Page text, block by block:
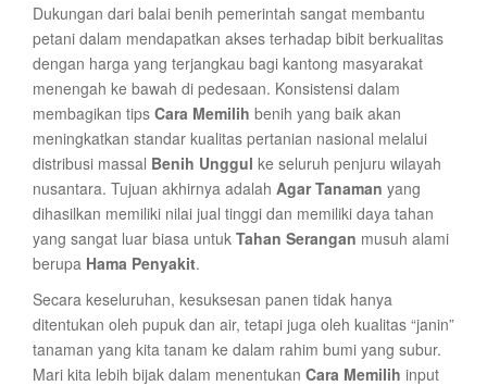
Dukungan dari balai benih pemerintah sangat membantu
petani dalam mendapatkan akses terhadap bibit berkualitas
dengan harga yang terjangkau bagi kantong masyarakat
menengah ke bawah di pedesaan. Konsistensi dalam
membagikan tips Cara Memilih benih yang baik akan
meningkatkan standar kualitas pertanian nasional melalui
distribusi massal Benih Unggul ke seluruh penjuru wilayah
nusantara. Tujuan akhirnya adalah Agar Tanaman yang
dihasilkan memiliki nilai jual tinggi dan memiliki daya tahan
yang sangat luar biasa untuk Tahan Serangan musuh alami
berupa Hama Penyakit.
Secara keseluruhan, kesuksesan panen tidak hanya
ditentukan oleh pupuk dan air, tetapi juga oleh kualitas “janin”
tanaman yang kita tanam ke dalam rahim bumi yang subur.
Mari kita lebih bijak dalam menentukan Cara Memilih input